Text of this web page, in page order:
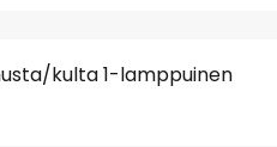
kulta 1-lamppuinen